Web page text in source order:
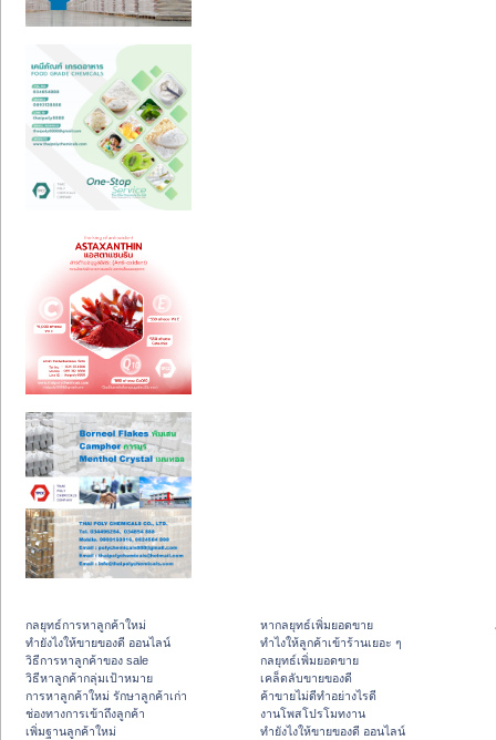
กลยุทธ์การหาลูกค้าใหม่
ทํายังไงให้ขายของดี ออนไลน์
วิธีการหาลูกค้าของ sale
วิธีหาลูกค้ากลุ่มเป้าหมาย
การหาลูกค้าใหม่ รักษาลูกค้าเก่า
ช่องทางการเข้าถึงลูกค้า
เพิ่มฐานลูกค้าใหม่
หากลยุทธ์เพิ่มยอดขาย
ทําไงให้ลูกค้าเข้าร้านเยอะ ๆ
กลยุทธ์เพิ่มยอดขาย
เคล็ดลับขายของดี
ค้าขายไม่ดีทำอย่างไรดี
งานโพสโปรโมทงาน
ทํายังไงให้ขายของดี ออนไลน์